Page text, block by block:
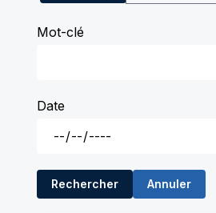
Mot-clé
Date
Rechercher Annuler